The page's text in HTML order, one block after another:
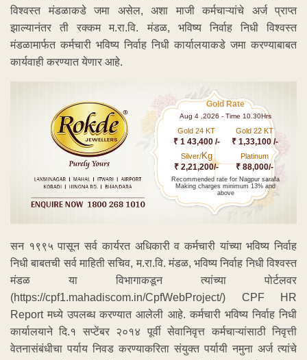
विश्वस्त मंडळाकडे जमा असेल, अशा माजी कर्मचाऱ्यांचे अर्ज प्राप्त
झाल्यानंतर ती रक्कम म.रा.वि. मंडळ, भविष्य निर्वाह निधी विश्वस्त
मंडळामार्फत कर्मचारी भविष्य निर्वाह निधी कार्यालयाकडे जमा करण्याबाबत
कार्यवाही करण्यात येणार आहे.
Gold Rate
Aug 4 ,2026 - Time 10.30Hrs
Gold 24 KT
₹ 1 43,400 /-
Gold 22 KT
₹ 1,33,100 /-
Silver/Kg
₹ 2,21,200/-
Platinum
₹ 88,000/-
Recommended rate for Nagpur sarafa
Making charges minimum 13% and
above
सन १९९५ पासून सर्व कार्यरत अधिकारी व कर्मचारी यांच्या भविष्य निर्वाह
निधी बाबतची सर्व माहिती सचिव, म.रा.वि. मंडळ, भविष्य निर्वाह निधी विश्वस्त
मंडळ या विभागाकडून त्यांच्या पोर्टलवर
(https://cpf1.mahadiscom.in/CpfWebProject/) CPF HR
Report मध्ये उपलब्ध करण्यात आलेली आहे. कर्मचारी भविष्य निर्वाह निधी
कार्यालयाने दि.१ सप्टेंबर २०१४ पूर्वी सेवानिवृत्त कर्मचाऱ्यांसाठी निवृत्ती
वेतनासंबंधीचा पर्याय निवड करण्याकरिता संयुक्त पर्यायी नमुना अर्ज त्यांचे